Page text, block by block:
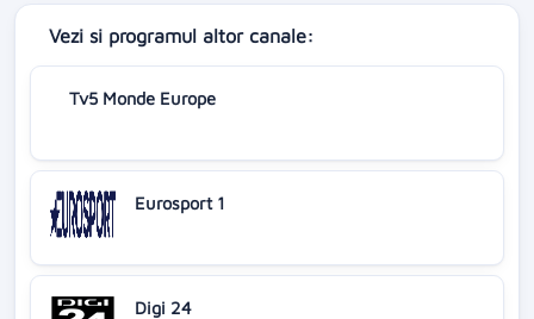
Vezi si programul altor canale:
Tv5 Monde Europe
Eurosport 1
Digi 24